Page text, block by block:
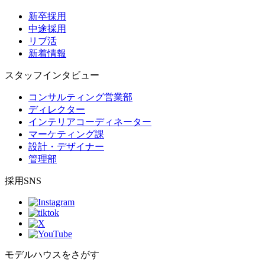
新卒採用
中途採用
リブ活
新着情報
スタッフインタビュー
コンサルティング営業部
ディレクター
インテリアコーディネーター
マーケティング課
設計・デザイナー
管理部
採用SNS
モデルハウスをさがす